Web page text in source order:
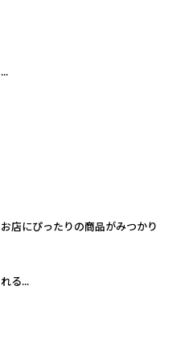
お店にぴったりの商品がみつかり
る...